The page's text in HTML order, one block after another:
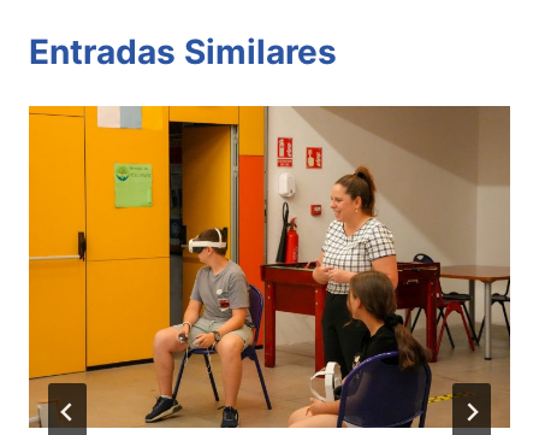
Entradas Similares